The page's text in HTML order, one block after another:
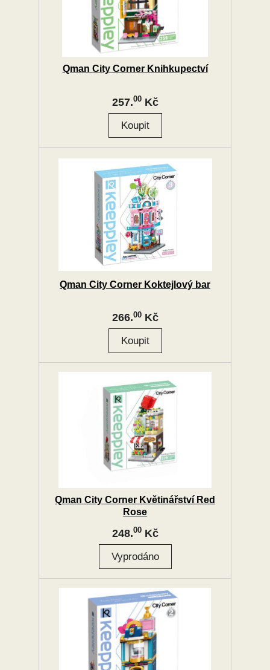
Qman City Corner Knihkupectví
257.00Kč
Qman City Corner Koktejlový bar
266.00Kč
Qman City Corner Květinářství Red
Rose
248.00Kč